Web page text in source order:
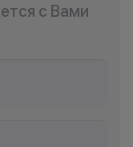
с Вами